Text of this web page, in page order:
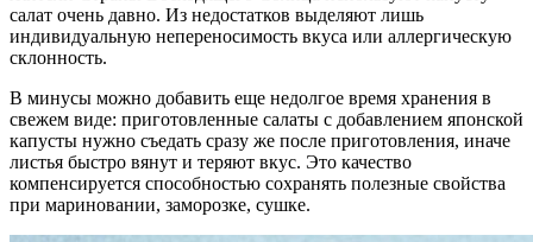
салат очень давно. Из недостатков выделяют лишь
индивидуальную непереносимость вкуса или аллергическую
склонность.
В минусы можно добавить еще недолгое время хранения в
свежем виде: приготовленные салаты с добавлением японской
капусты нужно съедать сразу же после приготовления, иначе
листья быстро вянут и теряют вкус. Это качество
компенсируется способностью сохранять полезные свойства
при мариновании, заморозке, сушке.